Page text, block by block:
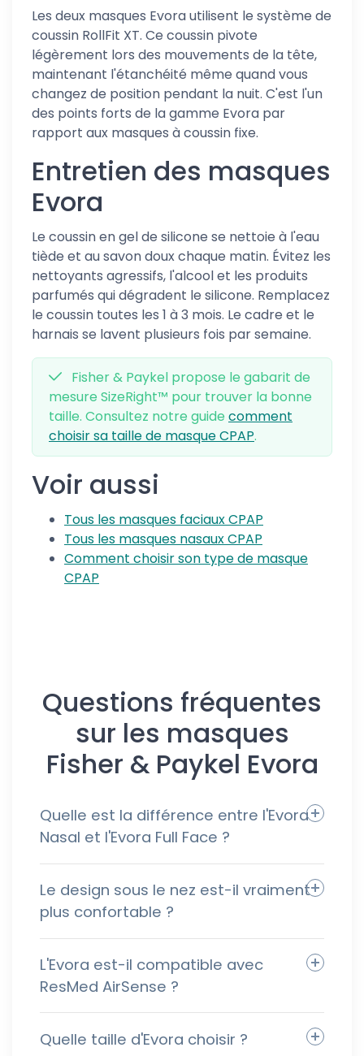
Les deux masques Evora utilisent le système de
coussin RollFit XT. Ce coussin pivote
légèrement lors des mouvements de la tête,
maintenant l'étanchéité même quand vous
changez de position pendant la nuit. C'est l'un
des points forts de la gamme Evora par
rapport aux masques à coussin fixe.
Entretien des masques
Evora
Le coussin en gel de silicone se nettoie à l'eau
tiède et au savon doux chaque matin. Évitez les
nettoyants agressifs, l'alcool et les produits
parfumés qui dégradent le silicone. Remplacez
le coussin toutes les 1 à 3 mois. Le cadre et le
harnais se lavent plusieurs fois par semaine.
Fisher & Paykel propose le gabarit de
mesure SizeRight™ pour trouver la bonne
taille. Consultez notre guide comment
choisir sa taille de masque CPAP.
Voir aussi
Tous les masques faciaux CPAP
Tous les masques nasaux CPAP
Comment choisir son type de masque
CPAP
Questions fréquentes
sur les masques
Fisher & Paykel Evora
Quelle est la différence entre l'Evora
Nasal et l'Evora Full Face ?
Le design sous le nez est-il vraiment
plus confortable ?
L'Evora est-il compatible avec
ResMed AirSense ?
Quelle taille d'Evora choisir ?